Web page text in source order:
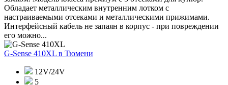
Обладает металлическим внутренним лотком с
настраиваемыми отсеками и металлическими прижимами.
Интерфейсный кабель не запаян в корпус - при повреждении
его можно...
G-Sense 410XL в Тюмени
12V/24V
5